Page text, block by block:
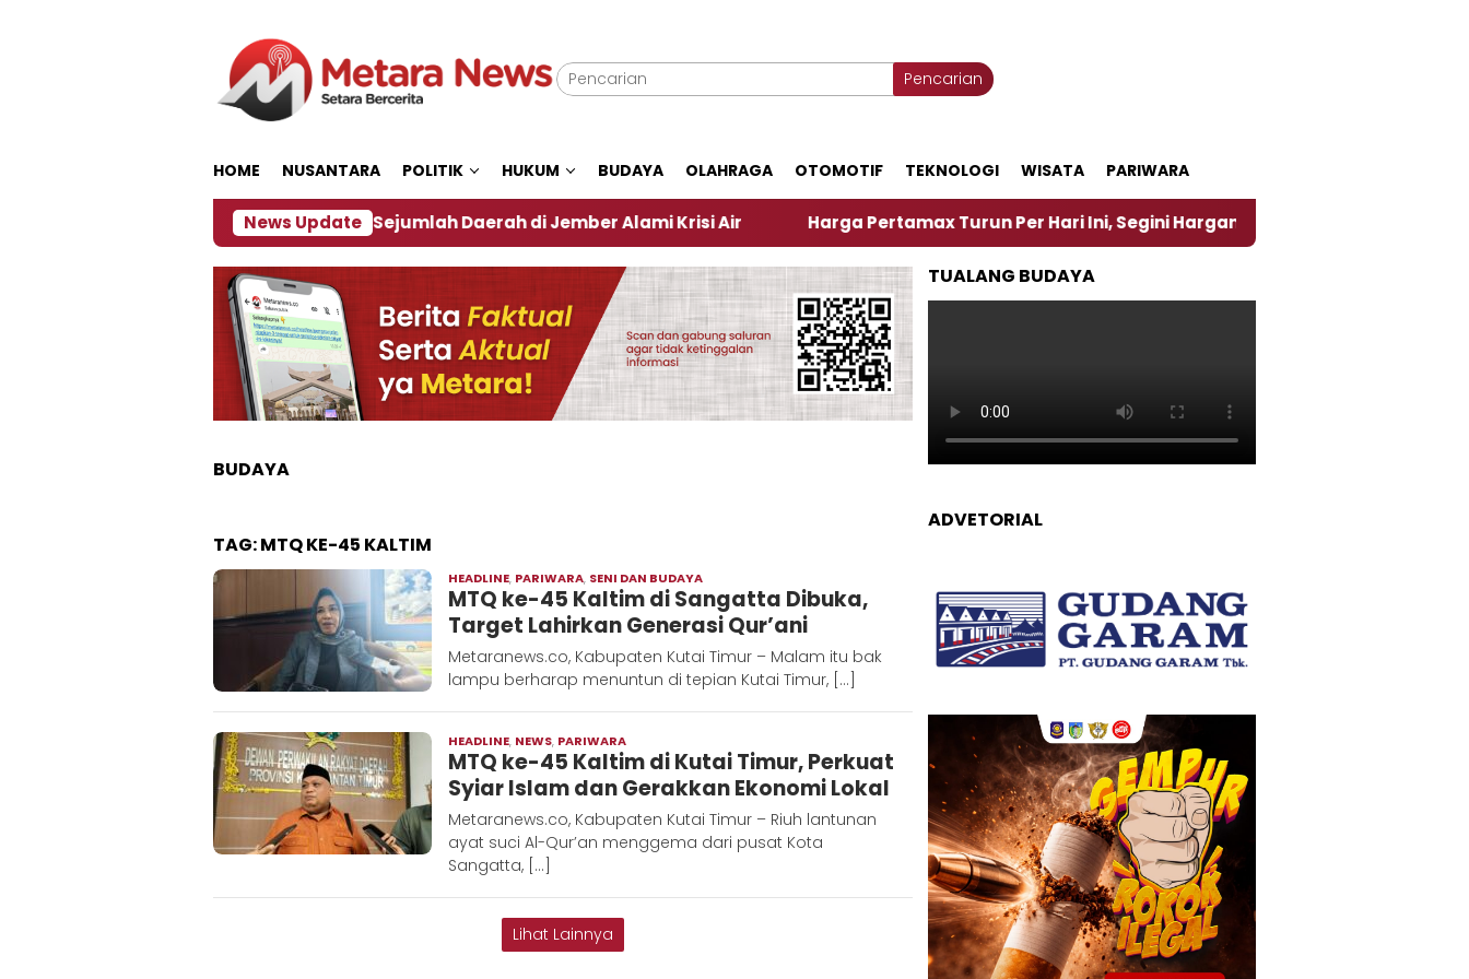
Pencarian
HOME NUSANTARA POLITIK HUKUM BUDAYA OLAHRAGA OTOMOTIF TEKNOLOGI WISATA PARIWARA
News Update
Dampak El Nino, Sejumlah Daerah di Jember Alami Krisi Air Harga Pertamax Turun Per Hari Ini, Segini Harganya ‎Nasirun Maestro Lukis
BUDAYA
TAG:MTQ KE-45 KALTIM
HEADLINE, PARIWARA, SENI DAN BUDAYA
Hadi
MTQ ke-45 Kaltim di Sangatta Dibuka,
Target Lahirkan Generasi Qur’ani
Metaranews.co, Kabupaten Kutai Timur – Malam itu bak
lampu berharap menuntun di tepian Kutai Timur, […]
HEADLINE, NEWS, PARIWARA
Hadi
MTQ ke-45 Kaltim di Kutai Timur, Perkuat
Syiar Islam dan Gerakkan Ekonomi Lokal
Metaranews.co, Kabupaten Kutai Timur – Riuh lantunan
ayat suci Al-Qur’an menggema dari pusat Kota
Sangatta, […]
Lihat Lainnya
TUALANG BUDAYA
ADVETORIAL